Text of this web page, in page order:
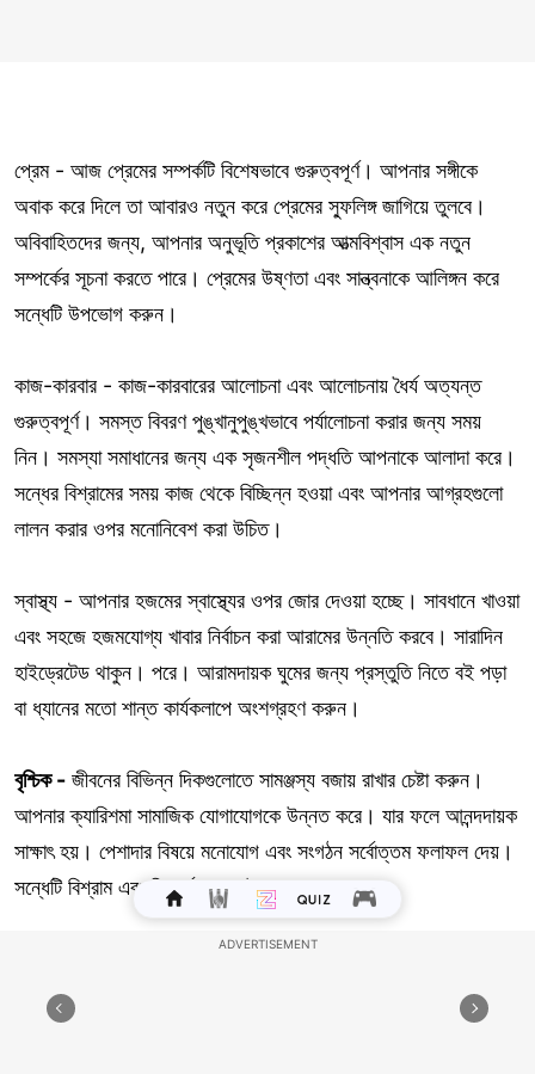
প্রেম - আজ প্রেমের সম্পর্কটি বিশেষভাবে গুরুত্বপূর্ণ। আপনার সঙ্গীকে
অবাক করে দিলে তা আবারও নতুন করে প্রেমের স্ফুলিঙ্গ জাগিয়ে তুলবে।
অবিবাহিতদের জন্য, আপনার অনুভূতি প্রকাশের আত্মবিশ্বাস এক নতুন
সম্পর্কের সূচনা করতে পারে। প্রেমের উষ্ণতা এবং সান্ত্বনাকে আলিঙ্গন করে
সন্ধেটি উপভোগ করুন।
কাজ-কারবার - কাজ-কারবারের আলোচনা এবং আলোচনায় ধৈর্য অত্যন্ত
গুরুত্বপূর্ণ। সমস্ত বিবরণ পুঙ্খানুপুঙ্খভাবে পর্যালোচনা করার জন্য সময়
নিন। সমস্যা সমাধানের জন্য এক সৃজনশীল পদ্ধতি আপনাকে আলাদা করে।
সন্ধের বিশ্রামের সময় কাজ থেকে বিচ্ছিন্ন হওয়া এবং আপনার আগ্রহগুলো
লালন করার ওপর মনোনিবেশ করা উচিত।
স্বাস্থ্য - আপনার হজমের স্বাস্থ্যের ওপর জোর দেওয়া হচ্ছে। সাবধানে খাওয়া
এবং সহজে হজমযোগ্য খাবার নির্বাচন করা আরামের উন্নতি করবে। সারাদিন
হাইড্রেটেড থাকুন। পরে। আরামদায়ক ঘুমের জন্য প্রস্তুতি নিতে বই পড়া
বা ধ্যানের মতো শান্ত কার্যকলাপে অংশগ্রহণ করুন।
বৃশ্চিক - জীবনের বিভিন্ন দিকগুলোতে সামঞ্জস্য বজায় রাখার চেষ্টা করুন।
আপনার ক্যারিশমা সামাজিক যোগাযোগকে উন্নত করে। যার ফলে আনন্দদায়ক
সাক্ষাৎ হয়। পেশাদার বিষয়ে মনোযোগ এবং সংগঠন সর্বোত্তম ফলাফল দেয়।
সন্ধেটি বিশ্রাম এবং রিচার্জের জন্য উপযুক্ত।
উৎসাহিত করে। পরিপূর্ণতা এবং আনন্দের অনুভূতি নিয়ে আসে। আপনার
পেশাগত জীবনে, এক সহযোগিতামূলক দৃষ্টিভঙ্গি সৃজনশীল সমাধান এবং